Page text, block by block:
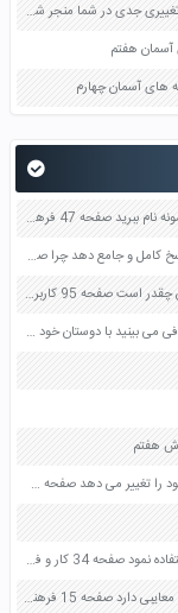
یکی از موثرترین پیام هایی را که دریافت کرده اید و به اقناع و تغییری جدی در شما منجر شده است برسی کنید و علت این تاثیر گذاری قابل توجه را بنویسید صفحه 52 تفکر و سواد رسانه ای دهم
آیا با اصطلاحات دیگری در هنر خوشنویسی آشنایی دارید یک نمونه نام ببرید صفحه 47 فرهنگ و هنر هفتم
آیا عقل انسان به تنهایی می تواند به این سوال های اساسی پاسخ کامل و جامع دهد چرا صفحه 15 دین و زندگی یازدهم
آیا می دانید مصرف متوسط روزانه بنزین در کشور و در کل جهان چقدر است صفحه 95 کاربرد فناوری های نوین یازدهم
اگر در بافته از دو رنگ نخ استفاده کرده اید و در آن گره و نخ اضافی می بینید با دوستان خود روش هایی را برای مخفی کردن آن ها پیدا کنید صفحه 60 کار و فناوری هشتم
اهمیت و چگونگی آفتاب پرست در محیط های مختلف رنگ خود را تغییر می دهد صفحه 149 علوم نهم
به جای فیبر سوراخ دار از چه ترکیب ساده جایگزین می توان استفاده نمود صفحه 34 کار و فناوری هشتم
به نظر شما طراحی پیش از شروع به کار نهایی چه مزیت ها و یا معایبی دارد صفحه 15 فرهنگ و هنر نهم